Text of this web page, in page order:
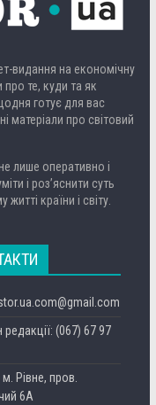
видання на економічну
про те, куди та як
готує для вас
матеріали про світовий
лише оперативно і
і роз’яснити суть
країни і світу.
(067) 67 97
Рівне, пров.
6А